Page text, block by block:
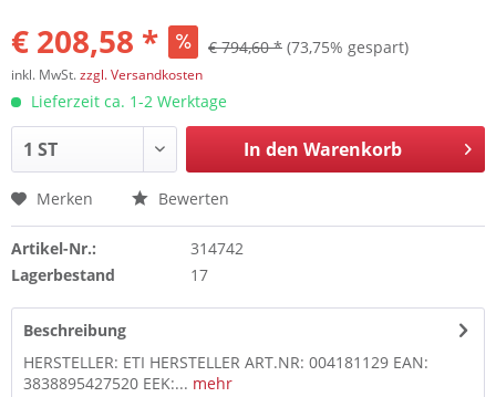
€ 208,58 * € 794,60 * (73,75% gespart)
inkl. MwSt.zzgl. Versandkosten
Lieferzeit ca. 1-2 Werktage
In den Warenkorb
Merken Bewerten
Artikel-Nr.:
314742
Lagerbestand
17
Beschreibung
HERSTELLER: ETI HERSTELLER ART.NR: 004181129 EAN:
3838895427520 EEK:... mehr